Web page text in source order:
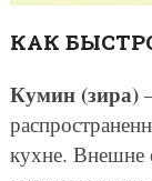
КАК
Кумин (зира)
кухне. Внешне